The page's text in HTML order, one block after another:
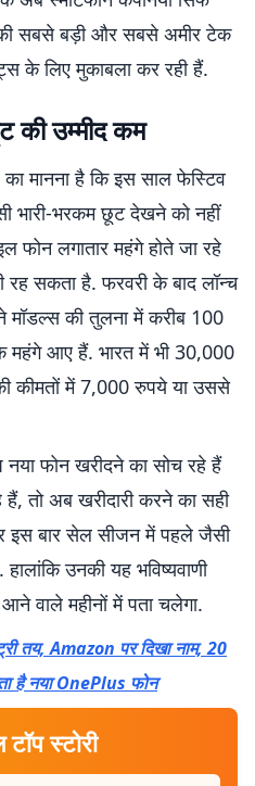
सबसे बड़ी और सबसे अमीर टेक
के लिए मुकाबला कर रही हैं.
की उम्मीद कम
मानना है कि इस साल फेस्टिव
भारी-भरकम छूट देखने को नहीं
फोन लगातार महंगे होते जा रहे
सकता है. फरवरी के बाद लॉन्च
मॉडल्स की तुलना में करीब 100
आए हैं. भारत में भी 30,000
कीमतों में 7,000 रुपये या उससे
फोन खरीदने का सोच रहे हैं
तो अब खरीदारी करने का सही
इस बार सेल सीजन में पहले जैसी
उनकी यह भविष्यवाणी
आने वाले महीनों में पता चलेगा.
तय, Amazon पर दिखा नाम, 20
है नया OnePlus फोन
स्टोरी